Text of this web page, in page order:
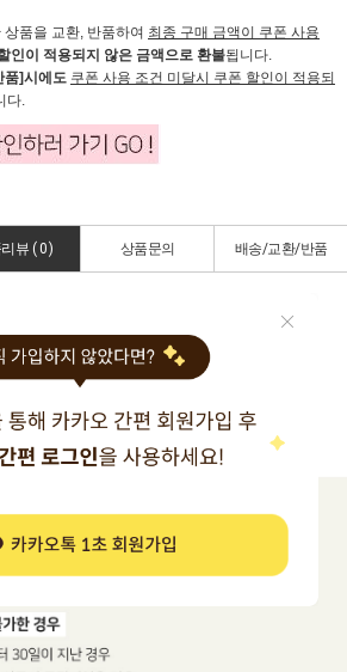
품을 교환, 반품하여 최종 구매 금액이 쿠폰 사용
인이 적용되지 않은 금액으로 환불됩니다.
품]시에도 쿠폰 사용 조건 미달시 쿠폰 할인이 적용되
다.
뷰 ( 0) 상품문의 배송/교환/반품